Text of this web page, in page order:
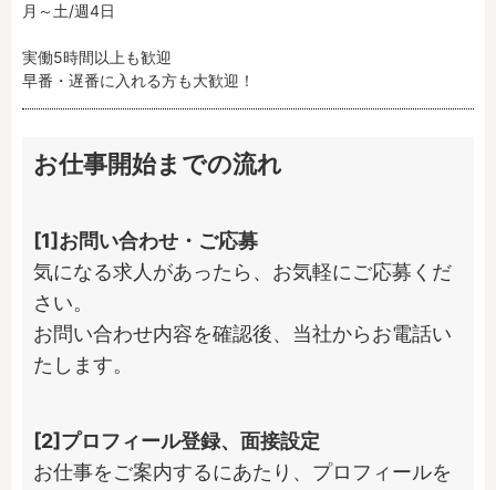
月～土/週4日
実働5時間以上も歓迎
早番・遅番に入れる方も大歓迎！
お仕事開始までの流れ
[1]お問い合わせ・ご応募
気になる求人があったら、お気軽にご応募くだ
さい。
お問い合わせ内容を確認後、当社からお電話い
たします。
[2]プロフィール登録、面接設定
お仕事をご案内するにあたり、プロフィールを